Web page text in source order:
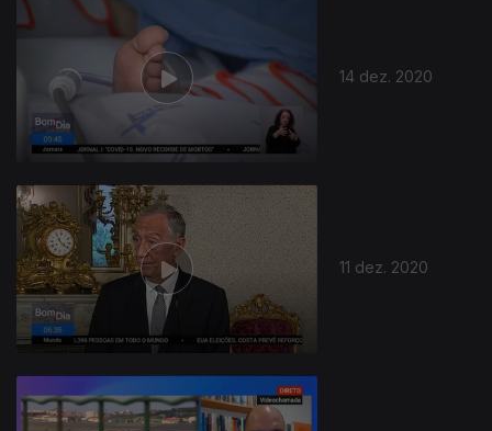
14 dez. 2020
11 dez. 2020